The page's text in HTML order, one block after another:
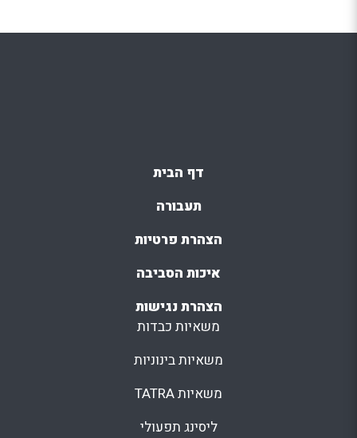
דף הבית
תעבורה
הצהרת פרטיות
איכות הסביבה
הצהרת נגישות
משאיות כבדות
משאיות בינוניות
משאיות TATRA
ליסינג תפעולי